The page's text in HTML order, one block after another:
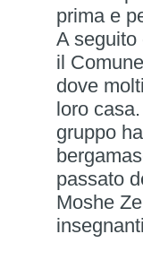
prima e
A
il
dove
loro
gruppo
passato
Moshe